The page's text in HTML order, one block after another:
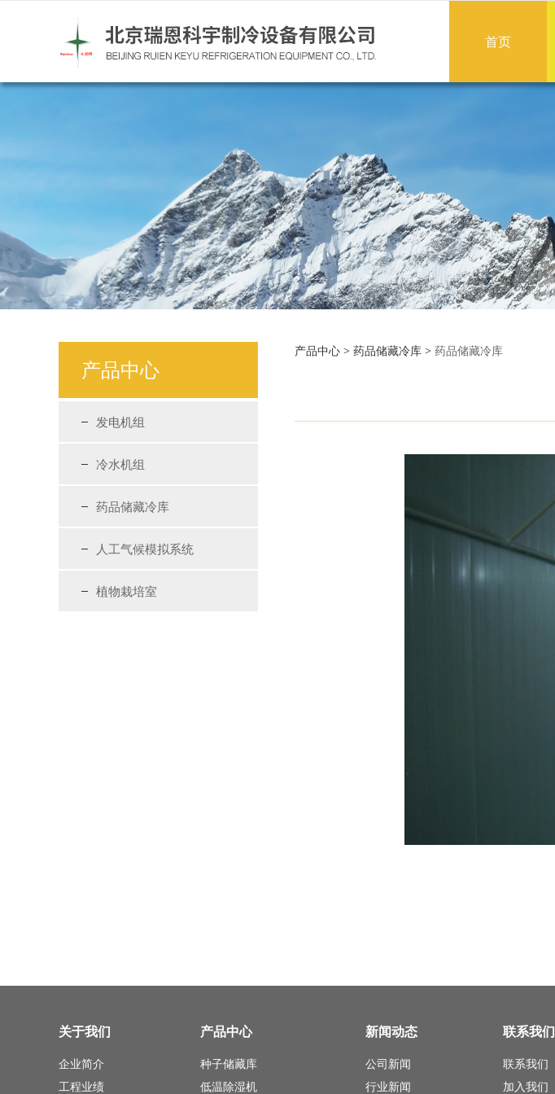
首页
产品中心
发电机组
冷水机组
药品储藏冷库
人工气候模拟系统
植物栽培室
药品储藏冷库
产品中心 > 药品储藏冷库 > 药品储藏冷库
关于我们
企业简介
工程业绩
产品中心
种子储藏库
低温除湿机
新闻动态
公司新闻
行业新闻
联系我们
联系我们
加入我们